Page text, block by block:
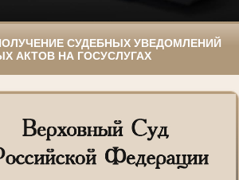
СУДЕБНЫХ УВЕДОМЛЕНИЙ
АКТОВ НА ГОСУСЛУГАХ